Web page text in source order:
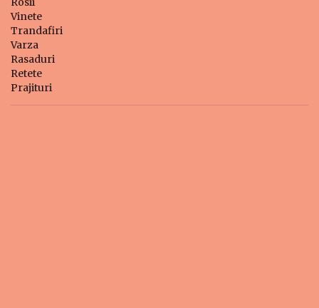
Vinete
Trandafiri
Varza
Rasaduri
Retete
Prajituri